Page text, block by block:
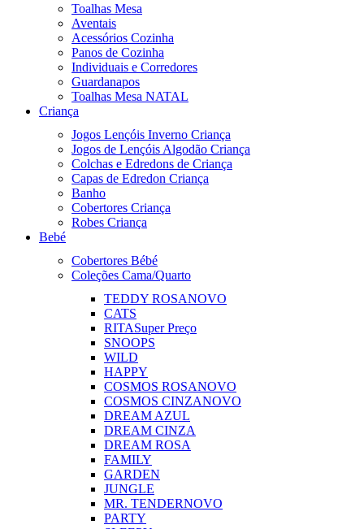
Toalhas Mesa
Aventais
Acessórios Cozinha
Panos de Cozinha
Individuais e Corredores
Guardanapos
Toalhas Mesa NATAL
Criança
Jogos Lençóis Inverno Criança
Jogos de Lençóis Algodão Criança
Colchas e Edredons de Criança
Capas de Edredon Criança
Banho
Cobertores Criança
Robes Criança
Bebé
Cobertores Bébé
Coleções Cama/Quarto
TEDDY ROSANOVO
CATS
RITASuper Preço
SNOOPS
WILD
HAPPY
COSMOS ROSANOVO
COSMOS CINZANOVO
DREAM AZUL
DREAM CINZA
DREAM ROSA
FAMILY
GARDEN
JUNGLE
MR. TENDERNOVO
PARTY